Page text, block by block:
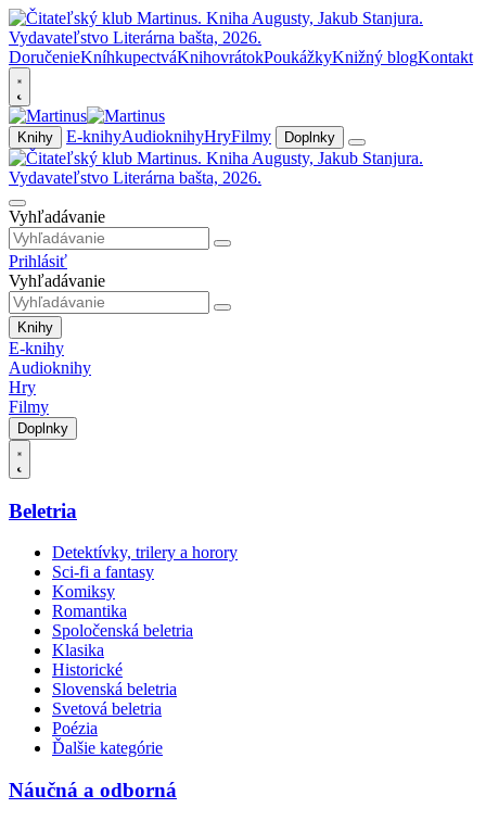
DoručenieKníhkupectváKnihovrátokPoukážkyKnižný blogKontakt
Knihy E-knihyAudioknihyHryFilmy Doplnky
Vyhľadávanie
Prihlásiť
Vyhľadávanie
Knihy
E-knihy
Audioknihy
Hry
Filmy
Doplnky
Beletria
Detektívky, trilery a horory
Sci-fi a fantasy
Komiksy
Romantika
Spoločenská beletria
Klasika
Historické
Slovenská beletria
Svetová beletria
Poézia
Ďalšie kategórie
Náučná a odborná